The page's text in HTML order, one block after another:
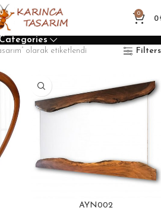
0 0
Categories
olarak etiketlendi Filters
AYN002